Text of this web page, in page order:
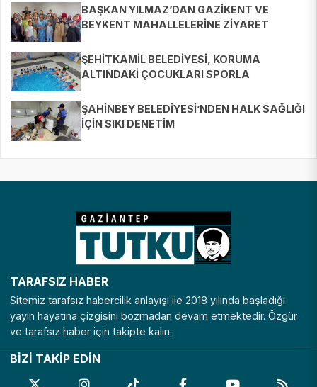
BAŞKAN YILMAZ’DAN GAZİKENT VE
BEYKENT MAHALLELERİNE ZİYARET
ŞEHİTKAMİL BELEDİYESİ, KORUMA
ALTINDAKİ ÇOCUKLARI SPORLA
ŞAHİNBEY BELEDİYESİ’NDEN HALK SAĞLIĞI
İÇİN SIKI DENETİM
TARAFSIZ HABER
Sitemiz tarafsız habercilik anlayışı ile 2018 yılında başladığı
yayın hayatına çizgisini bozmadan devam etmektedir. Özgür
ve tarafsız haber için takipte kalın.
BİZİ TAKİP EDİN